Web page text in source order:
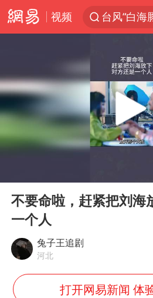
视频
路虎卫士
上海鼓励
部分银行
小沈阳加
朱一龙的
周星驰妈
Play
不要命啦，赶紧把刘海
一个人
兔子王追剧
河北
打开网易新闻 体